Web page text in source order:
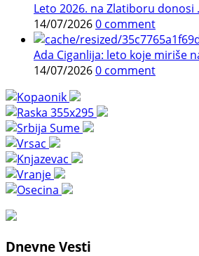
Leto 2026. na Zlatiboru donosi
14/07/20260 comment
Ada Ciganlija: leto koje miriše
14/07/20260 comment
Dnevne Vesti